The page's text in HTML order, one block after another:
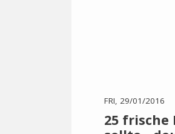
FRI, 29/01/2016
25 frische